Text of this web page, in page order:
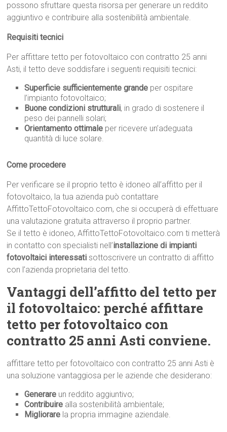
possono sfruttare questa risorsa per generare un reddito
aggiuntivo e contribuire alla sostenibilità ambientale.
Requisiti tecnici
Per affittare tetto per fotovoltaico con contratto 25 anni
Asti, il tetto deve soddisfare i seguenti requisiti tecnici:
Superficie sufficientemente grande per ospitare
l’impianto fotovoltaico;
Buone condizioni strutturali, in grado di sostenere il
peso dei pannelli solari;
Orientamento ottimale per ricevere un’adeguata
quantità di luce solare.
Come procedere
Per verificare se il proprio tetto è idoneo all’affitto per il
fotovoltaico, la tua azienda può contattare
AffittoTettoFotovoltaico.com, che si occuperà di effettuare
una valutazione gratuita attraverso il proprio partner.
Se il tetto è idoneo, AffittoTettoFotovoltaico.com ti metterà
in contatto con specialisti nell’installazione di impianti
fotovoltaici interessati sottoscrivere un contratto di affitto
con l’azienda proprietaria del tetto.
Vantaggi dell’affitto del tetto per
il fotovoltaico: perché affittare
tetto per fotovoltaico con
contratto 25 anni Asti conviene.
affittare tetto per fotovoltaico con contratto 25 anni Asti è
una soluzione vantaggiosa per le aziende che desiderano:
Generare un reddito aggiuntivo;
Contribuire alla sostenibilità ambientale;
Migliorare la propria immagine aziendale.